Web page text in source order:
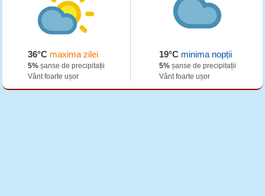
36°C maxima zilei
5% șanse de precipitații
Vânt foarte ușor
19°Cminima nopții
5%șanse de precipitații
Vânt foarte ușor